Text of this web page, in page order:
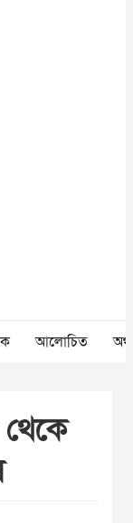
আলোচিত